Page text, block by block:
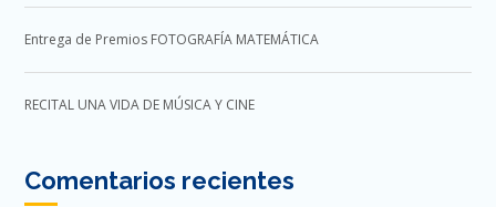
Entrega de Premios FOTOGRAFÍA MATEMÁTICA
RECITAL UNA VIDA DE MÚSICA Y CINE
Comentarios recientes